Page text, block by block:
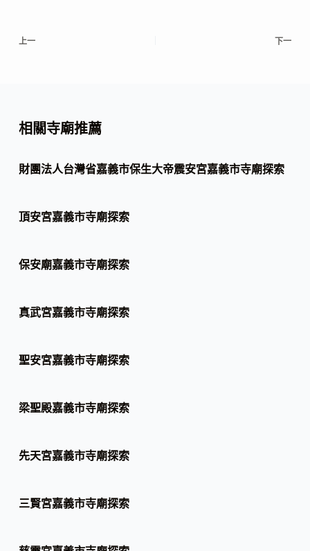
上一 下一
相關寺廟推薦
財團法人台灣省嘉義市保生大帝震安宮嘉義市寺廟探索
頂安宮嘉義市寺廟探索
保安廟嘉義市寺廟探索
真武宮嘉義市寺廟探索
聖安宮嘉義市寺廟探索
梁聖殿嘉義市寺廟探索
先天宮嘉義市寺廟探索
三賢宮嘉義市寺廟探索